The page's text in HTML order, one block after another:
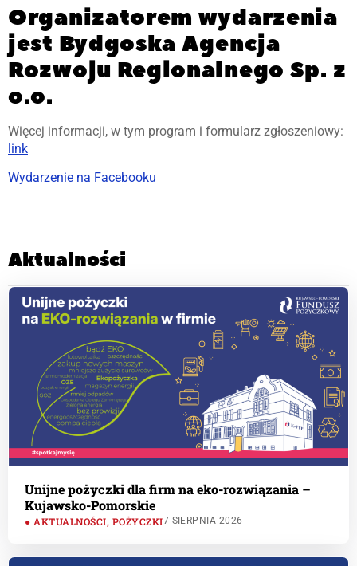
Organizatorem wydarzenia
jest Bydgoska Agencja
Rozwoju Regionalnego Sp. z
o.o.
Więcej informacji, w tym program i formularz zgłoszeniowy:
link
Wydarzenie na Facebooku
Aktualności
Unijne pożyczki dla firm na eko-rozwiązania –
Kujawsko-Pomorskie
AKTUALNOŚCI, POŻYCZKI7 SIERPNIA 2026